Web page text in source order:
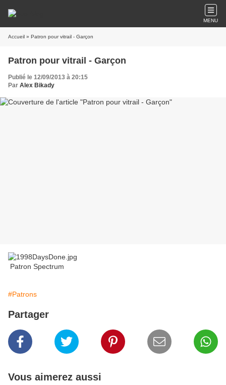
MENU
Accueil » Patron pour vitrail - Garçon
Patron pour vitrail - Garçon
Publié le 12/09/2013 à 20:15
Par Alex Bikady
Patron Spectrum
#Patrons
Partager
Vous aimerez aussi